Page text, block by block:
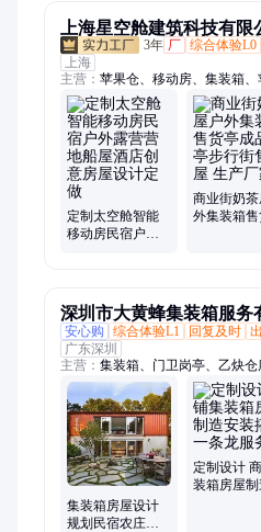
上海星空舱建筑科技有限
3年 厂 综合体验L0
上海
主营： 苹果仓、移动房、集装箱
城市驿站、网红露营房、特色星
站、商业街咖啡店、可移动太空
定制太空舱智能
移动房民宿户外
商业街奶茶
外集装箱售
深圳市大黄蜂集装箱服务
安心购
综合体验L1 回复及时
广东深圳
主营： 集装箱、门卫岗亭、乙炔仓
资仓库、彩钢岗亭、特种箱制造
装箱改造、特种集装箱、工地集装
集装箱房屋设计
规划民宿农庄集
定制设计
装箱房屋制